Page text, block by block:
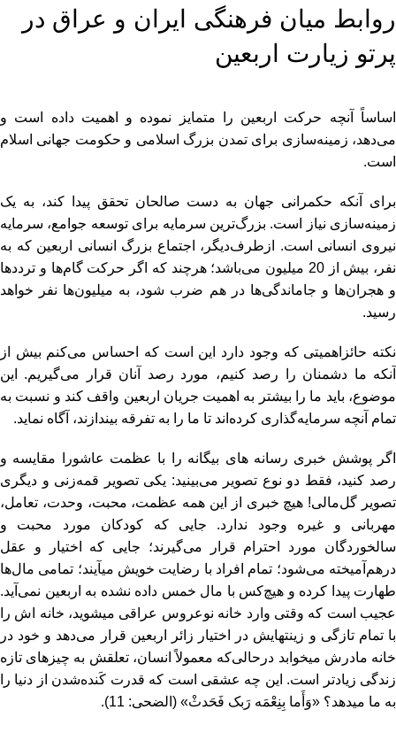
روابط میان فرهنگی ایران و عراق در
پرتو زیارت اربعین
اساساً آنچه حرکت اربعین را متمایز نموده و اهمیت داده است‌ و
می‌دهد، زمینه‌سازی برای تمدن بزرگ اسلامی و حکومت جهانی اسلام
است.
برای آنکه حکمرانی جهان به دست صالحان تحقق پیدا کند، به یک
زمینه‌سازی نیاز است. بزرگ‌ترین سرمایه برای توسعه جوامع، سرمایه
نیروی انسانی است. از‌طرف‌دیگر، اجتماع بزرگ انسانی اربعین که به
نفر، بیش از 20 میلیون می‌باشد؛ هرچند که اگر حرکت گام‌ها و ترددها
و هجران‌ها و جاماندگی‌ها در هم ضرب شود،‌ به میلیون‌ها نفر خواهد
رسید.
نکته حائز‌اهمیتی که وجود دارد این است که‌ احساس می‌کنم بیش از
آنکه ما دشمنان را رصد کنیم، مورد رصد آنان قرار می‌گیریم. این
موضوع، باید ما را بیشتر به اهمیت جریان اربعین واقف کند و نسبت به
تمام آنچه سرمایه‌گذاری کرده‌اند تا ما را به تفرقه بیندازند، آگاه نماید.
اگر پوشش خبری رسانه ­های بیگانه را با عظمت عاشورا مقایسه و
رصد کنید، فقط دو نوع تصویر می‌بینید: یکی تصویر قمه‌زنی و دیگری
تصویر گل‌مالی! هیچ خبری از این همه عظمت، محبت، وحدت، تعامل،
مهربانی و غیره وجود ندارد. جایی که کودکان مورد محبت و
سالخوردگان مورد احترام قرار می‌گیرند؛ جایی که اختیار و عقل
در‌هم‌آمیخته می‌شود؛ تمام افراد با رضایت خویش می­آیند؛ تمامی مال‌ها
طهارت پیدا کرده و هیچ‌کس با مال خمس داده نشده به اربعین نمی‌آید.
عجیب است که وقتی وارد خانه نوعروس عراقی می­شوید، خانه­ اش را
با تمام تازگی و زینت­هایش در اختیار زائر اربعین قرار می‌دهد و خود در
خانه مادرش می­خوابد درحالی‌که معمولاً انسان‌، تعلقش به چیز­های تازه
زندگی زیادتر است. این چه عشقی است که قدرت کَنده‌شدن از دنیا را
به ما می­دهد؟ «وَأَما بِنِعْمَه رَبک فَحَدثْ» (الضحی:‌ 11).